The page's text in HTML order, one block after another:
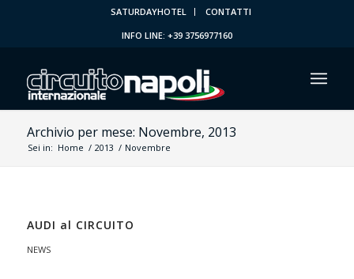
SATURDAYHOTEL
CONTATTI
INFO LINE: +39 3756977160
Archivio per mese: Novembre, 2013
Sei in: Home / 2013 / Novembre
AUDI al CIRCUITO
NEWS